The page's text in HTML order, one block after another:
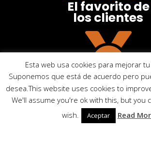
2022
El favorito de
los clientes

Esta web usa cookies para mejorar tu
Suponemos que está de acuerdo pero
desea.This website uses cookies to
We'll assume you're ok with this, but you
wish.
Aceptar Read